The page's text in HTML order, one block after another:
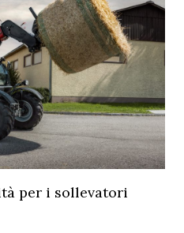
per i sollevatori